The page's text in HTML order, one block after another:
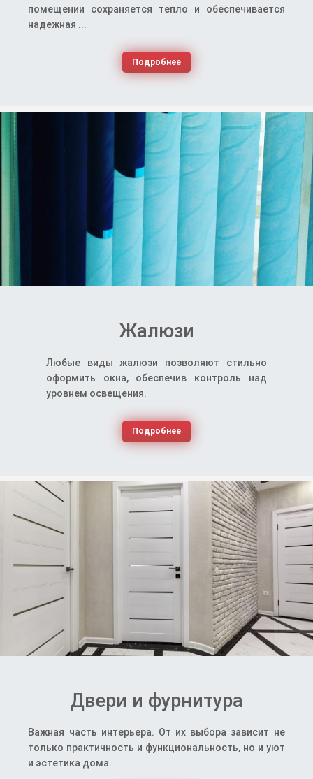
помещении сохраняется тепло и обеспечивается
надежная ...
Подробнее
Жалюзи
Любые виды жалюзи позволяют стильно
оформить окна, обеспечив контроль над
уровнем освещения.
Подробнее
Двери и фурнитура
Важная часть интерьера. От их выбора зависит не
только практичность и функциональность, но и уют
и эстетика дома.